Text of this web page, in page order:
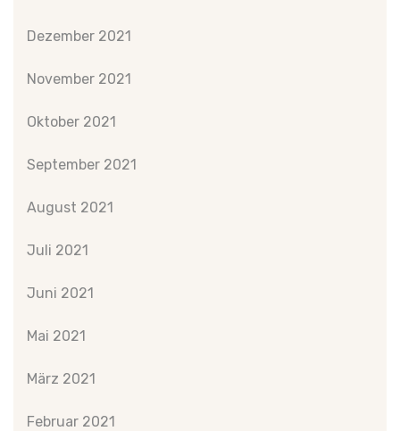
Dezember 2021
November 2021
Oktober 2021
September 2021
August 2021
Juli 2021
Juni 2021
Mai 2021
März 2021
Februar 2021